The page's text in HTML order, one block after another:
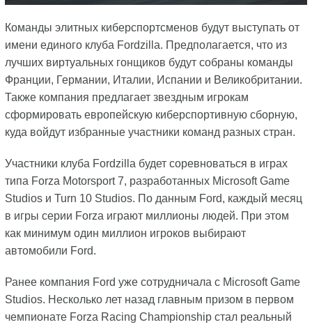
Команды элитных киберспортсменов будут выступать от
имени единого клуба Fordzilla. Предполагается, что из
лучших виртуальных гонщиков будут собраны команды
Франции, Германии, Италии, Испании и Великобритании.
Также компания предлагает звездным игрокам
сформировать европейскую киберспортивную сборную,
куда войдут избранные участники команд разных стран.
Участники клуба Fordzilla будет соревноваться в играх
типа Forza Motorsport 7, разработанных Microsoft Game
Studios и Turn 10 Studios. По данным Ford, каждый месяц
в игры серии Forza играют миллионы людей. При этом
как минимум один миллион игроков выбирают
автомобили Ford.
Ранее компания Ford уже сотрудничала с Microsoft Game
Studios. Несколько лет назад главным призом в первом
чемпионате Forza Racing Championship стал реальный